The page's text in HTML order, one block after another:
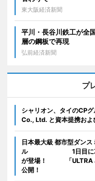
東大阪経済新聞
平川・長谷川鉄工が全
層の鋼板で再現
弘前経済新聞
プ
シャリオン、タイのCP
Co., Ltd. と資本提携およ
日本最大級 都市型ダン
ル 1日目にZedd
が登場！ 「ULTRA
公開！